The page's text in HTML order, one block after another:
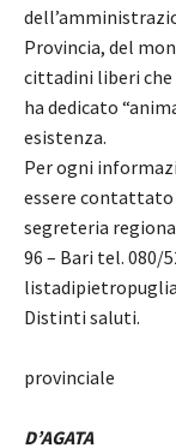
Provincia, del
cittadini liberi che
ha dedicato
esistenza.
Per ogni
essere
segreteria
96 – Bari tel. 080/
Distinti saluti.
Il
provinciale
D’AGATA